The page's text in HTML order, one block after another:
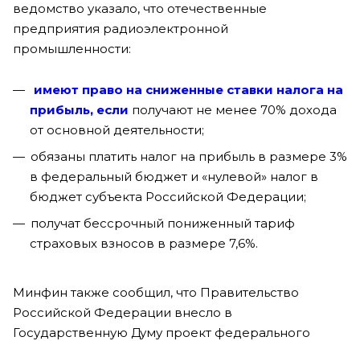
ведомство указало, что отечественные
предприятия радиоэлектронной
промышленности:
имеют право на сниженные ставки налога на
прибыль, если получают не менее 70% дохода
от основной деятельности;
обязаны платить налог на прибыль в размере 3%
в федеральный бюджет и «нулевой» налог в
бюджет субъекта Российской Федерации;
получат бессрочный пониженный тариф
страховых взносов в размере 7,6%.
Минфин также сообщил, что Правительство
Российской Федерации внесло в
Государственную Думу проект федерального